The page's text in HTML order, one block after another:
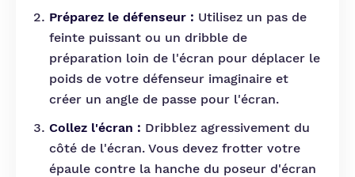
Préparez le défenseur : Utilisez un pas de
feinte puissant ou un dribble de
préparation loin de l'écran pour déplacer le
poids de votre défenseur imaginaire et
créer un angle de passe pour l'écran.
Collez l'écran : Dribblez agressivement du
côté de l'écran. Vous devez frotter votre
épaule contre la hanche du poseur d'écran